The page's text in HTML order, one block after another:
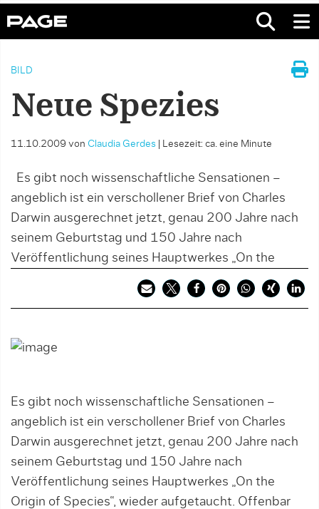
BILD
Neue Spezies
11.10.2009 von Claudia Gerdes Lesezeit: ca. eine Minute
Es gibt noch wissenschaftliche Sensationen –
angeblich ist ein verschollener Brief von Charles
Darwin ausgerechnet jetzt, genau 200 Jahre nach
seinem Geburtstag und 150 Jahre nach
Veröffentlichung seines Hauptwerkes „On the
Es gibt noch wissenschaftliche Sensationen –
angeblich ist ein verschollener Brief von Charles
Darwin ausgerechnet jetzt, genau 200 Jahre nach
seinem Geburtstag und 150 Jahre nach
Veröffentlichung seines Hauptwerkes „On the
Origin of Species“, wieder aufgetaucht. Offenbar